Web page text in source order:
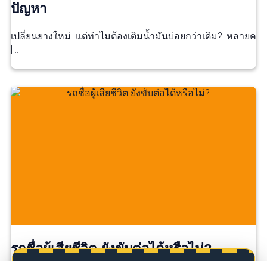
ปัญหา
เปลี่ยนยางใหม่ แต่ทำไมต้องเติมน้ำมันบ่อยกว่าเดิม? หลายค
[…]
รถชื่อผู้เสียชีวิต ยังขับต่อได้หรือไม่?